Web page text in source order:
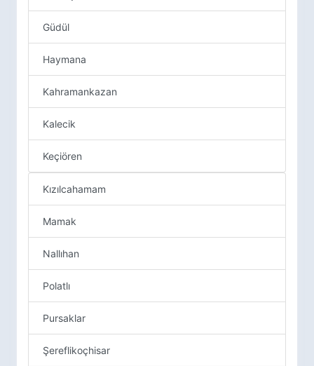
Güdül
Haymana
Kahramankazan
Kalecik
Keçiören
Kızılcahamam
Mamak
Nallıhan
Polatlı
Pursaklar
Şereflikoçhisar